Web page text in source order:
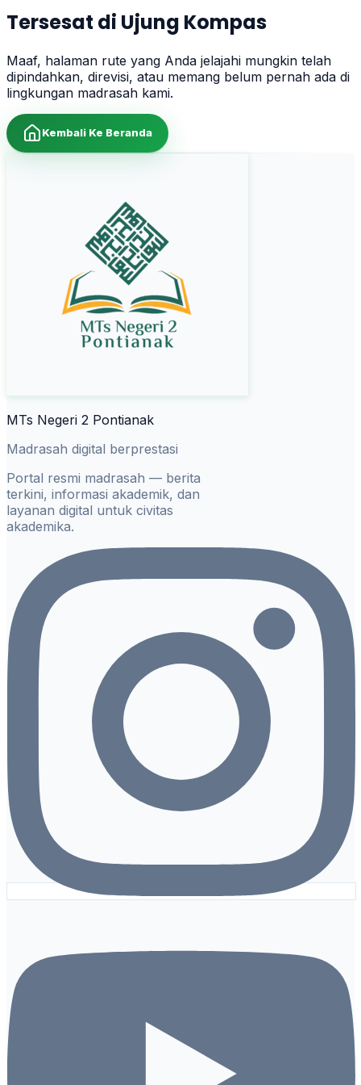
Tersesat di Ujung Kompas
Maaf, halaman rute yang Anda jelajahi mungkin telah
dipindahkan, direvisi, atau memang belum pernah ada di
lingkungan madrasah kami.
Kembali Ke Beranda
MTs Negeri 2 Pontianak
Madrasah digital berprestasi
Portal resmi madrasah — berita
terkini, informasi akademik, dan
layanan digital untuk civitas
akademika.